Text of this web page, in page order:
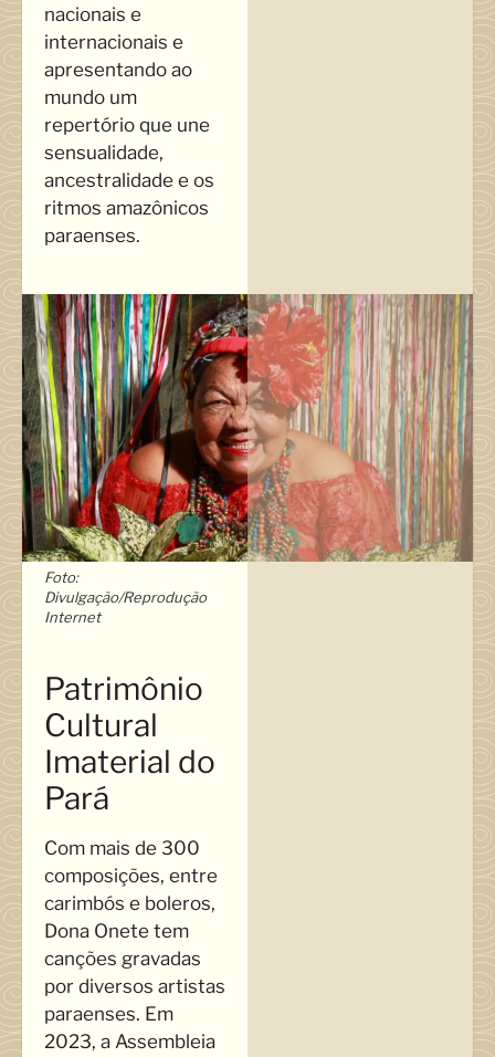
nacionais e
internacionais e
apresentando ao
mundo um
repertório que une
sensualidade,
ancestralidade e os
ritmos amazônicos
paraenses.
Foto:
Divulgação/Reprodução
Internet
Patrimônio
Cultural
Imaterial do
Pará
Com mais de 300
composições, entre
carimbós e boleros,
Dona Onete tem
canções gravadas
por diversos artistas
paraenses. Em
2023, a Assembleia